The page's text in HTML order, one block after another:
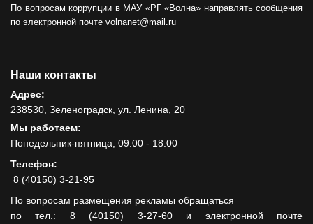
По вопросам коррупции в МАУ «РГ «Волна» направлять сообщения
по электронной почте volnanet@mail.ru
Наши контакты
Адрес:
238530, Зеленоградск, ул. Ленина, 20
Мы работаем:
Понедельник-пятница, 09:00 - 18:00
Телефон:
8 (40150) 3-21-95
По вопросам размещения рекламы обращаться
по тел.: 8 (40150) 3-27-60 и электронной почте